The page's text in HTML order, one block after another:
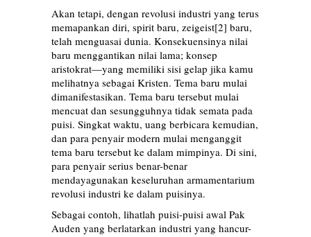
Akan tetapi, dengan revolusi industri yang terus
memapankan diri, spirit baru, zeigeist[2] baru,
telah menguasai dunia. Konsekuensinya nilai
baru menggantikan nilai lama; konsep
aristokrat—yang memiliki sisi gelap jika kamu
melihatnya sebagai Kristen. Tema baru mulai
dimanifestasikan. Tema baru tersebut mulai
mencuat dan sesungguhnya tidak semata pada
puisi. Singkat waktu, uang berbicara kemudian,
dan para penyair modern mulai menganggit
tema baru tersebut ke dalam mimpinya. Di sini,
para penyair serius benar-benar
mendayagunakan keseluruhan armamentarium
revolusi industri ke dalam puisinya.
Sebagai contoh, lihatlah puisi-puisi awal Pak
Auden yang berlatarkan industri yang hancur-